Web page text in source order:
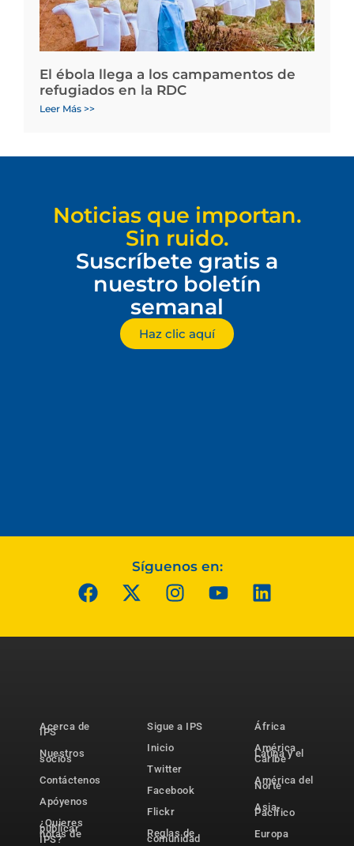
El ébola llega a los campamentos de
refugiados en la RDC
Leer Más >>
Noticias que importan.
Sin ruido.
Suscríbete gratis a
nuestro boletín
semanal
Haz clic aquí
Síguenos en:
Acerca de
IPS
Nuestros
socios
Contáctenos
Apóyenos
¿Quieres
publicar
notas de
IPS?
Sigue a IPS
Inicio
Twitter
Facebook
Flickr
Reglas de
comunidad
África
América
Latina y el
Caribe
América del
Norte
Asia-
Pacífico
Europa